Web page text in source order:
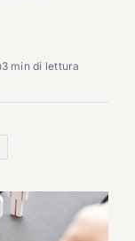
3 min di lettura